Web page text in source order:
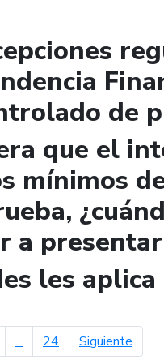
de
que el
mínimos
a
les
... 24 Siguiente